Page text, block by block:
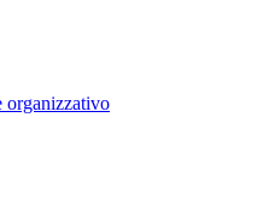
organizzativo